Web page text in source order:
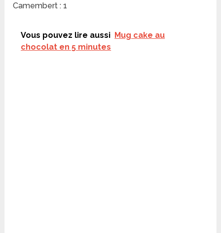
Camembert : 1
Vous pouvez lire aussi Mug cake au
chocolat en 5 minutes